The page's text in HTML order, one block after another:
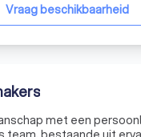
Vraag beschikbaarheid
met een